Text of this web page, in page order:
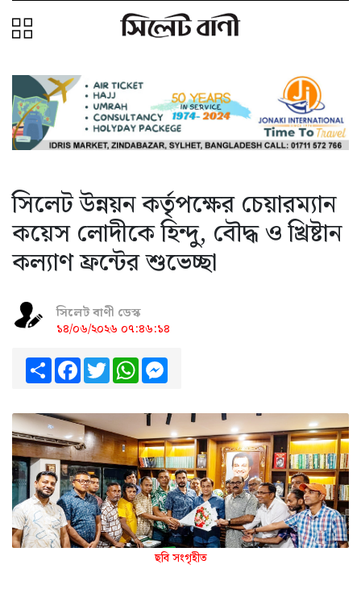
সিলেট উন্নয়ন কর্তৃপক্ষের চেয়ারম্যান
কয়েস লোদীকে হিন্দু, বৌদ্ধ ও খ্রিষ্টান
কল্যাণ ফ্রন্টের শুভেচ্ছা
সিলেট বাণী ডেস্ক
১৪/০৬/২০২৬ ০৭:৪৬:১৪
ShareFacebook
TwitterWhatsApp
ছবি সংগৃহীত